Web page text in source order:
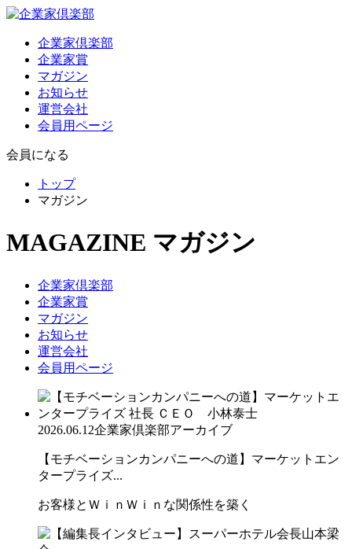
企業家倶楽部
企業家賞
マガジン
お知らせ
運営会社
会員用ページ
会員になる
トップ
マガジン
MAGAZINE マガジン
企業家倶楽部
企業家賞
マガジン
お知らせ
運営会社
会員用ページ
2026.06.12企業家倶楽部アーカイブ
【モチベーションカンパニーへの道】マーケットエン
タープライズ...
お客様とＷｉｎＷｉｎな関係性を築く